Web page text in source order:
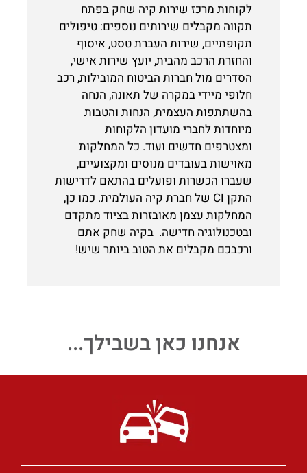
לקוחות מרכז שירות קיה שחק בפתח
תקווה מקבלים שירותים נוספים: טיפולים
תקופתיים, שירות העברת טסט, איסוף
והחזרת הרכב מהבית, יועץ שירות אישי,
הסדרים מול חברות הביטוח המובילות, רכב
חלופי מיידי במקרה של תאונה, הנחה
בהשתתפות העצמית, הנחות והטבות
מיוחדות לחברי מועדון הלקוחות
ומצטרפים חדשים ועוד. כל המחלקות
מאוישות בעובדים מנוסים ומקצועיים,
שעברו הכשרות ופועלים בהתאם לדרישות
התקן CI של חברת קיה העולמית. כמו כן,
המחלקות עצמן מאובזרות בציוד מתקדם
ובטכנולוגיה חדישה. בקיה שחק אתם
ורכבכם מקבלים את הטוב ביותר שיש!
אנחנו כאן בשבילך...